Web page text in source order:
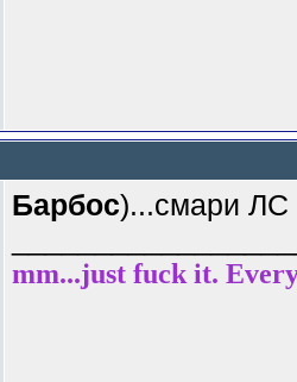
Барбос)...смари ЛС
mm...just fuck it.